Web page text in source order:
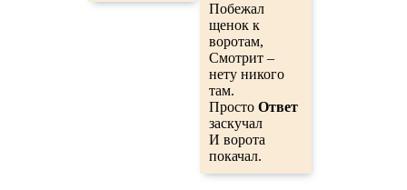
Побежал
щенок к
воротам,
Смотрит –
нету никого
там.
ПростоОтвет
заскучал
И ворота
покачал.